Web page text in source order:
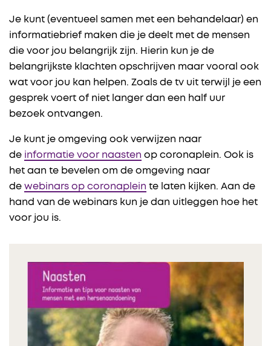
Je kunt (eventueel samen met een behandelaar) en
informatiebrief maken die je deelt met de mensen
die voor jou belangrijk zijn. Hierin kun je de
belangrijkste klachten opschrijven maar vooral ook
wat voor jou kan helpen. Zoals de tv uit terwijl je een
gesprek voert of niet langer dan een half uur
bezoek ontvangen.
Je kunt je omgeving ook verwijzen naar
de informatie voor naasten op coronaplein. Ook is
het aan te bevelen om de omgeving naar
de webinars op coronaplein te laten kijken. Aan de
hand van de webinars kun je dan uitleggen hoe het
voor jou is.